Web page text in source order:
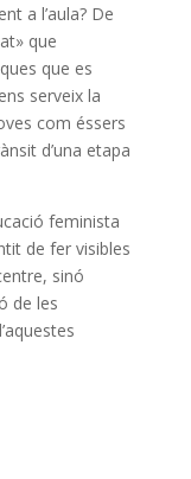
a l’aula? De
que
que es
serveix la
com éssers
d’una etapa
feminista
de fer visibles
sinó
de les